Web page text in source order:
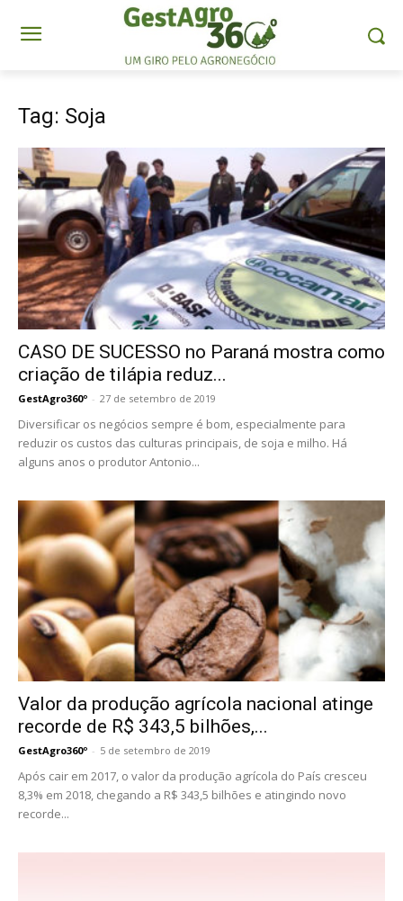
Tag: Soja
CASO DE SUCESSO no Paraná mostra como
criação de tilápia reduz...
GestAgro360º - 27 de setembro de 2019
Diversificar os negócios sempre é bom, especialmente para
reduzir os custos das culturas principais, de soja e milho. Há
alguns anos o produtor Antonio...
Valor da produção agrícola nacional atinge
recorde de R$ 343,5 bilhões,...
GestAgro360º - 5 de setembro de 2019
Após cair em 2017, o valor da produção agrícola do País cresceu
8,3% em 2018, chegando a R$ 343,5 bilhões e atingindo novo
recorde...